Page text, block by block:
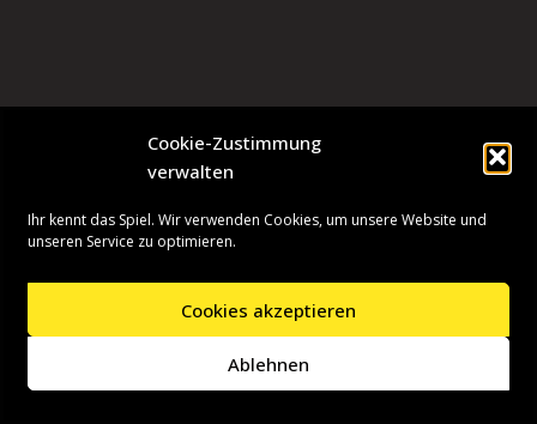
Cookie-Zustimmung
verwalten
Ihr kennt das Spiel. Wir verwenden Cookies, um unsere Website und
unseren Service zu optimieren.
Cookies akzeptieren
Ablehnen
| Präsentiert vonWordPress
Presseinformationen